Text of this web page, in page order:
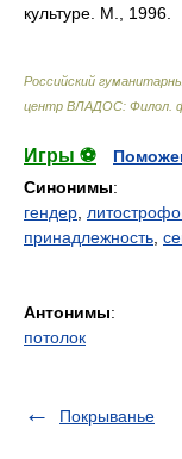
культуре. М., 1996.
Российский
центр ВЛАДОС: Филол.
Игры ⚽
Синонимы:
гендер
принадлежность
Антонимы:
потолок
Покрыванье